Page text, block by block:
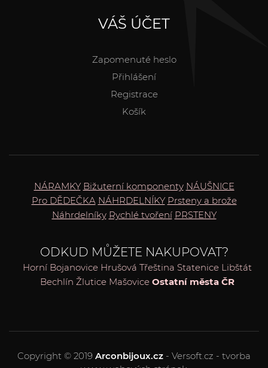
VÁŠ ÚČET
Zapomenuté heslo
Přihlášení
Registrace
Košík
NÁRAMKY Bižuterní komponenty NÁUŠNICE
Pro DĚDEČKA NÁHRDELNÍKY Prsteny a brože
Náhrdelníky Rychlé tvoření PRSTENY
ODKUD MŮŽETE NAKUPOVAT?
Horní Bojanovice Hrušová Třeština Statenice Libštát
Bechlín Žlutice Mašovice Ostatní města ČR
Copyright © 2019 Arconbijoux.cz - Versoft.cz - tvorba